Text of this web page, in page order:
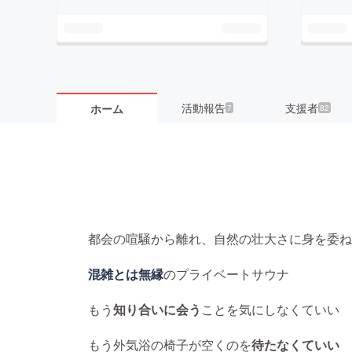
ホーム 活動報告7 支援者82
都会の喧騒から離れ、自然の壮大さに身を委
混雑とは無縁のプライベートサウナ
もう知り合いに会う ことを気にしなくていい
もう外気浴の椅子が空くのを待たなくていい